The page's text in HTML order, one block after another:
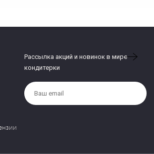
Рассылка акций и новинок в мире
кондитерки